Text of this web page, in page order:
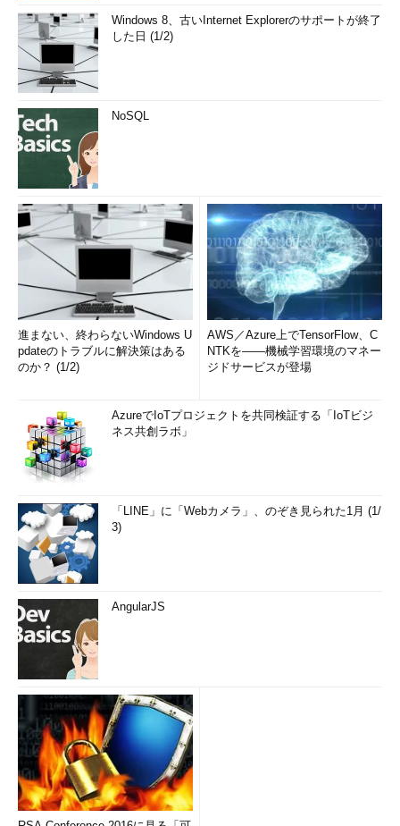
Windows 8、古いInternet Explorerのサポートが終了
した日 (1/2)
NoSQL
進まない、終わらないWindows U
pdateのトラブルに解決策はある
のか？ (1/2)
AWS／Azure上でTensorFlow、C
NTKを――機械学習環境のマネー
ジドサービスが登場
AzureでIoTプロジェクトを共同検証する「IoTビジ
ネス共創ラボ」
「LINE」に「Webカメラ」、のぞき見られた1月 (1/
3)
AngularJS